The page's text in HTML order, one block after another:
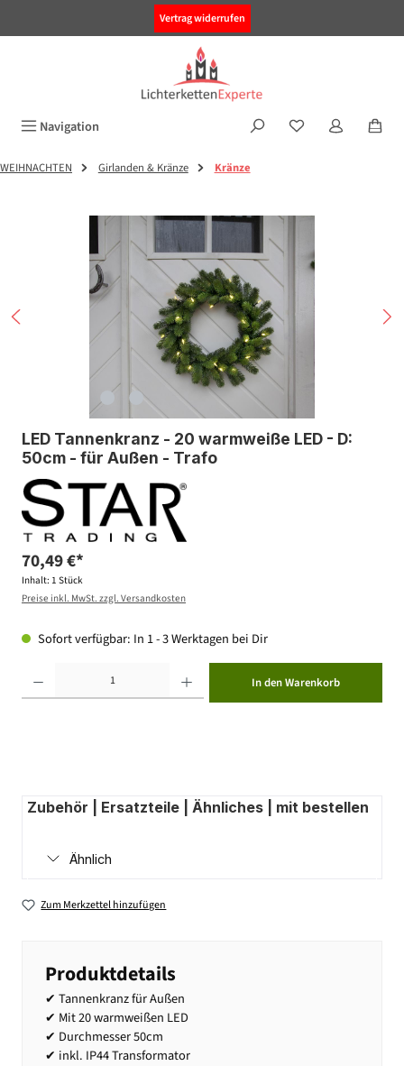
Vertrag widerrufen
Navigation
WEIHNACHTEN Girlanden & Kränze Kränze
Bildergalerie überspringen
LED Tannenkranz - 20 warmweiße LED - D:
50cm - für Außen - Trafo
70,49 €*
Inhalt: 1 Stück
Preise inkl. MwSt. zzgl. Versandkosten
Sofort verfügbar: In 1 - 3 Werktagen bei Dir
In den Warenkorb
Zubehör | Ersatzteile | Ähnliches | mit bestellen
Ähnlich
Zum Merkzettel hinzufügen
Produktdetails
✔ Tannenkranz für Außen
✔ Mit 20 warmweißen LED
✔ Durchmesser 50cm
✔ inkl. IP44 Transformator